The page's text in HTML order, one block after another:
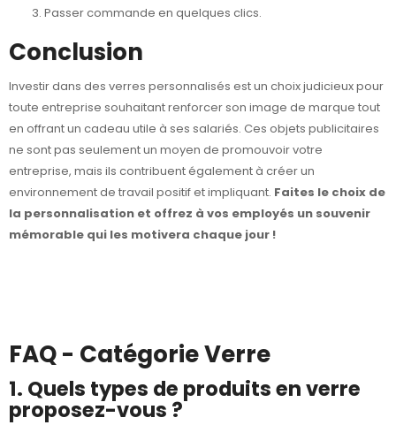
Passer commande en quelques clics.
Conclusion
Investir dans des verres personnalisés est un choix judicieux pour
toute entreprise souhaitant renforcer son image de marque tout
en offrant un cadeau utile à ses salariés. Ces objets publicitaires
ne sont pas seulement un moyen de promouvoir votre
entreprise, mais ils contribuent également à créer un
environnement de travail positif et impliquant. Faites le choix de
la personnalisation et offrez à vos employés un souvenir
mémorable qui les motivera chaque jour !
FAQ - Catégorie Verre
1. Quels types de produits en verre
proposez-vous ?